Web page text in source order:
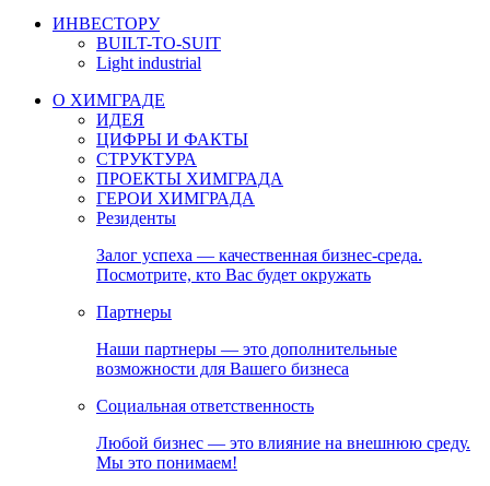
ИНВЕСТОРУ
BUILT-TO-SUIT
Light industrial
О ХИМГРАДЕ
ИДЕЯ
ЦИФРЫ И ФАКТЫ
СТРУКТУРА
ПРОЕКТЫ ХИМГРАДА
ГЕРОИ ХИМГРАДА
Резиденты
Залог успеха — качественная бизнес-среда.
Посмотрите, кто Вас будет окружать
Партнеры
Наши партнеры — это дополнительные
возможности для Вашего бизнеса
Социальная ответственность
Любой бизнес — это влияние на внешнюю среду.
Мы это понимаем!